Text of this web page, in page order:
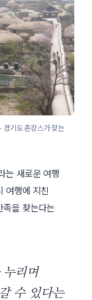
기도 촌캉스가 찾는
는 새로운 여행
여행에 지친
족을 찾는다는
누리며
수 있다는